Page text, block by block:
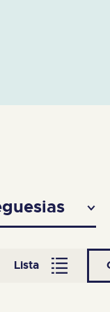
Lista